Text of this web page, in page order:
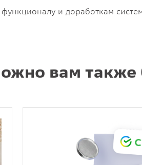
и доработкам
вам также